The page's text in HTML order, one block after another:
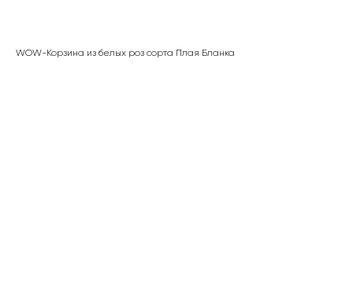
WOW-Корзина из белых роз сорта Плая Бланка